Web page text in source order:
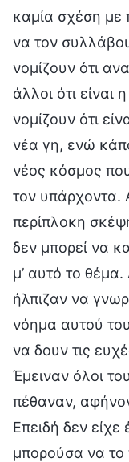
καμία σχέση με
να τον
νομίζουν ότι
άλλοι ότι είναι
νομίζουν ότι
νέα γη, ενώ
νέος κόσμος
τον υπάρχοντα.
περίπλοκη
δεν μπορεί να
μ’ αυτό το
ήλπιζαν να
νόημα αυτού
να δουν τις
Έμειναν όλοι
πέθαναν,
Επειδή δεν
μπορούσα να